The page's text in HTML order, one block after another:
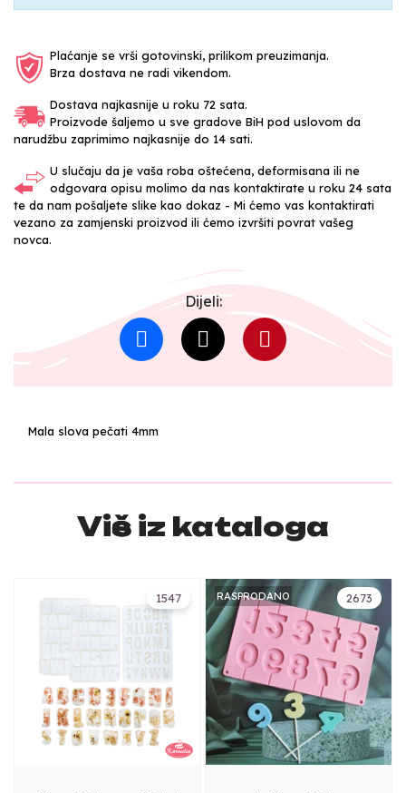
Plaćanje se vrši gotovinski, prilikom preuzimanja.
Brza dostava ne radi vikendom.
Dostava najkasnije u roku 72 sata.
Proizvode šaljemo u sve gradove BiH pod uslovom da
narudžbu zaprimimo najkasnije do 14 sati.
U slučaju da je vaša roba oštećena, deformisana ili ne
odgovara opisu molimo da nas kontaktirate u roku 24 sata
te da nam pošaljete slike kao dokaz - Mi ćemo vas kontaktirati
vezano za zamjenski proizvod ili ćemo izvršiti povrat vašeg
novca.
Dijeli:
Mala slova pečati 4mm
Više iz kataloga
1547 2673
RASPRODANO